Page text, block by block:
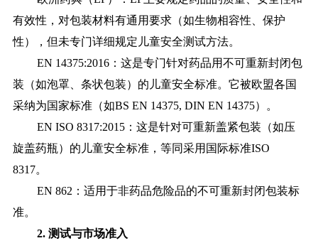
有效性，对包装材料有通用要求（如生物相容性、保护
性），但未专门详细规定儿童安全测试方法。
EN 14375:2016：这是专门针对药品用不可重新封闭包
装（如泡罩、条状包装）的儿童安全标准。它被欧盟各国
采纳为国家标准（如BS EN 14375, DIN EN 14375）。
EN ISO 8317:2015：这是针对可重新盖紧包装（如压
旋盖药瓶）的儿童安全标准，等同采用国际标准ISO
8317。
EN 862：适用于非药品危险品的不可重新封闭包装标
准。
2. 测试与市场准入